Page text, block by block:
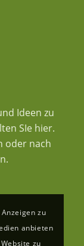
Ideen zu
SIe hier.
oder nach
zu
anbieten
zu